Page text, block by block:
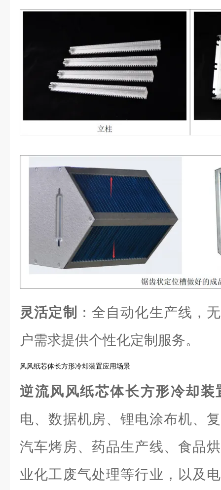
灵活定制
：全自动化生产线，
户需求提供个性化定制服务。
风风纸芯体长方形冷却装置应用场景
逆流风风纸芯体长方形冷却装
电、数据机房、锂电涂布机、
汽车烤房、药品生产线、食品
业化工废气处理等行业，以及